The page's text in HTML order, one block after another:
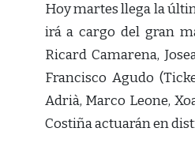
Hoy martes llega la
irá a cargo del gran
Ricard Camarena,
Francisco Agudo
Adrià, Marco Leone,
Costiña actuarán en